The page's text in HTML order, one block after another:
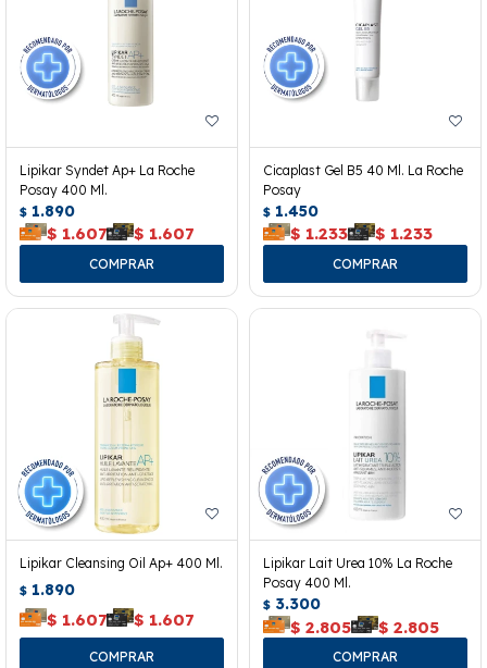
Lipikar Syndet Ap+ La Roche
Posay 400 Ml.
$ 1.890
$ 1.607 $ 1.607
Cicaplast Gel B5 40 Ml. La Roche
Posay
$ 1.450
$ 1.233 $ 1.233
Lipikar Cleansing Oil Ap+ 400 Ml.
$ 1.890
$ 1.607 $ 1.607
Lipikar Lait Urea 10% La Roche
Posay 400 Ml.
$ 3.300
$ 2.805 $ 2.805